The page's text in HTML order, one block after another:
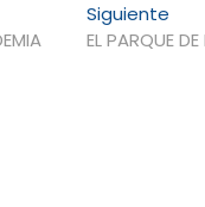
Siguiente
EL PARQUE